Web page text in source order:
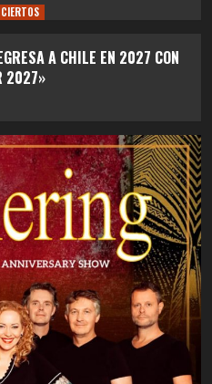
A CHILE EN 2027 CON
2027»